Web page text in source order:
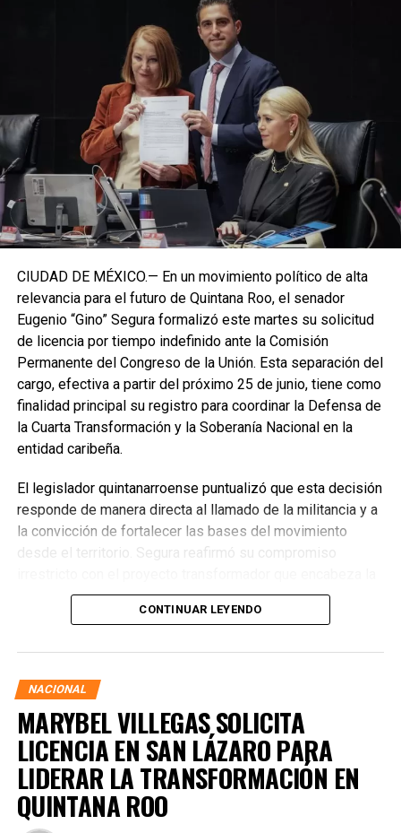
CIUDAD DE MÉXICO.— En un movimiento político de alta
relevancia para el futuro de Quintana Roo, el senador
Eugenio “Gino” Segura formalizó este martes su solicitud
de licencia por tiempo indefinido ante la Comisión
Permanente del Congreso de la Unión. Esta separación del
cargo, efectiva a partir del próximo 25 de junio, tiene como
finalidad principal su registro para coordinar la Defensa de
la Cuarta Transformación y la Soberanía Nacional en la
entidad caribeña.
El legislador quintanarroense puntualizó que esta decisión
responde de manera directa al llamado de la militancia y a
la convicción de fortalecer las bases del movimiento
desde el territorio. Segura reafirmó su compromiso
presidenta de la República, Claudia Sheinbaum Pardo,
asegurando que la consolidación del bienestar social
CONTINUAR LEYENDO
NACIONAL
MARYBEL VILLEGAS SOLICITA
LICENCIA EN SAN LÁZARO PARA
LIDERAR LA TRANSFORMACIÓN EN
QUINTANA ROO